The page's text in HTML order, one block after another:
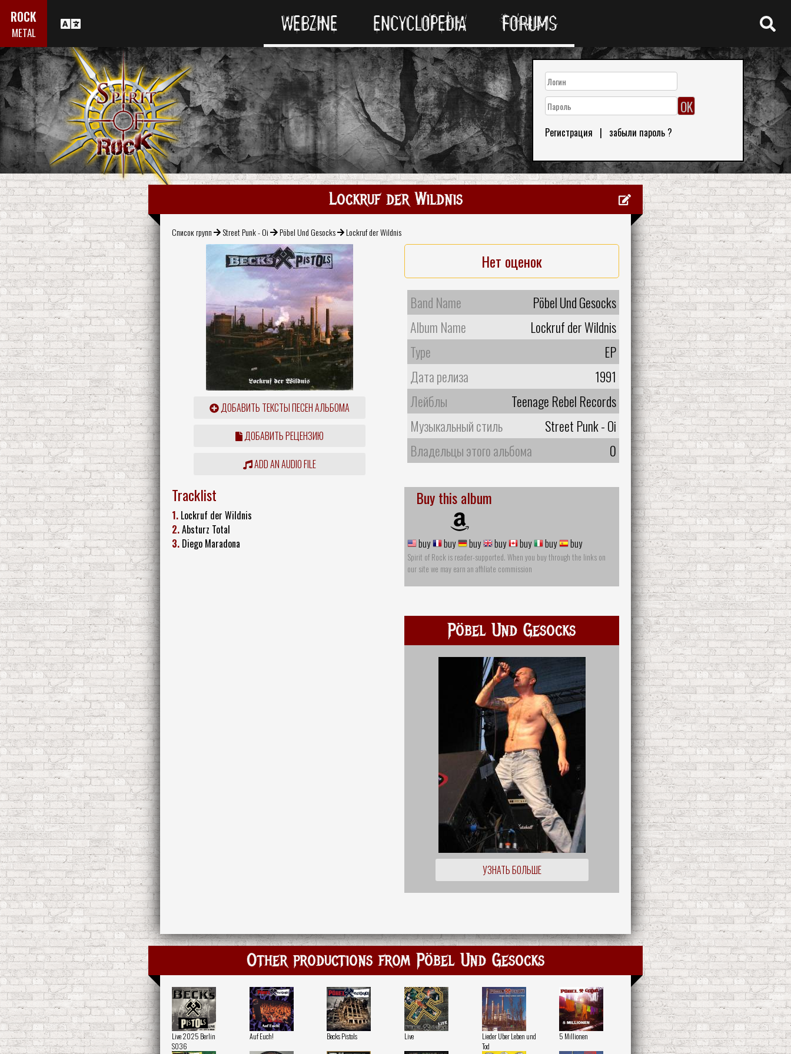
ROCK
METAL WEBZINE ENCYCLOPEDIA FORUMS
Регистрация | забыли пароль ?
Lockruf der Wildnis
Список групп Street Punk - Oi Pöbel Und Gesocks Lockruf der Wildnis
ДОБАВИТЬ ТЕКСТЫ ПЕСЕН АЛЬБОМА
ДОБАВИТЬ РЕЦЕНЗИЮ
ADD AN AUDIO FILE
Нет оценок
Band Name
Pöbel Und Gesocks
Album Name
Lockruf der Wildnis
Type
EP
Дата релиза
1991
Лейблы
Teenage Rebel Records
Музыкальный стиль
Street Punk - Oi
Владельцы этого альбома
0
Tracklist
1. Lockruf der Wildnis
2.Absturz Total
3. Diego Maradona
Buy this album
buy buy buy buy buy buy buy
Spirit of Rock is reader-supported. When you buy through the links on
our site we may earn an affiliate commission
Pöbel Und Gesocks
УЗНАТЬ БОЛЬШЕ
Other productions from Pöbel Und Gesocks
Live 2025 Berlin
SO36
Auf Euch! Becks Pistols Live
Lieder Uber Leben und
Tod
5 Millionen